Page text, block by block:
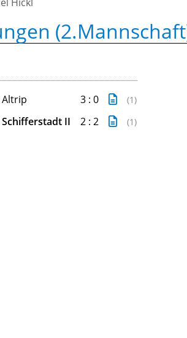
Altrip 3 : 0 (1)
Schifferstadt II 2 : 2 (1)